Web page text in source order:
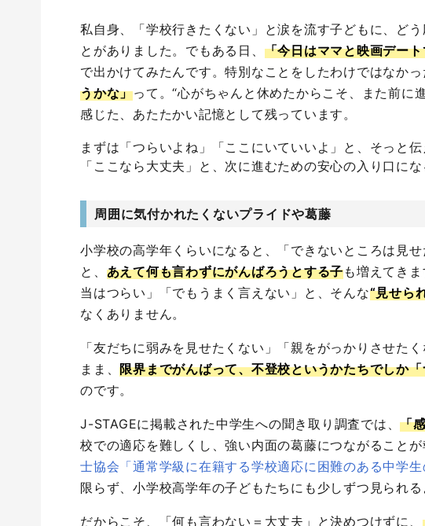
私自身、「学校行きたくない」と涙を流す子どもに、ど
とがありました。でもある日、 「今日はママと映画デー
で出かけてみたんです。特別なことをしたわけではなか
うかな」って。“心がちゃんと休めたからこそ、また前に
感じた、あたたかい記憶として残っています。
まずは「つらいよね」「ここにいていいよ」と、そっと
「ここなら大丈夫」と、次に進むための安心の入り口にな
周囲に気付かれたくないプライドや葛藤
小学校の高学年くらいになると、「できないところは見
と、 あえて何も言わずにがんばろうとする子も増えてき
当はつらい」「でもうまく言えない」と、そんな“見せら
なくありません。
「友だちに弱みを見せたくない」「親をがっかりさせた
まま、限界までがんばって、不登校というかたちでしか
のです。
J-STAGEに掲載された中学生への聞き取り調査では、「
校での適応を難しくし、強い内面の葛藤につながることが
士協会「通常学級に在籍する学校適応に困難のある中学生
限らず、小学校高学年の子どもたちにも少しずつ見られ
だからこそ、「何も言わない＝大丈夫」と決めつけずに、